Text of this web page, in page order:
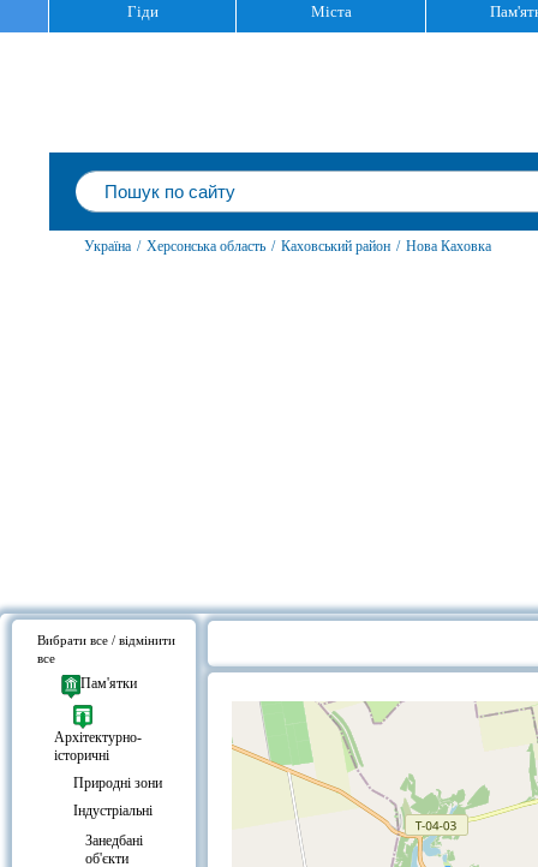
Гіди Міста
Україна / Херсонська область / Каховський район / Нова Каховка
Вибрати все / відмінити
все
Пам'ятки
Архітектурно-
історичні
Природні зони
Індустріальні
Занедбані
об'єкти